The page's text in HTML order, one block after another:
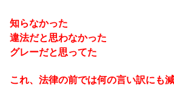
知らなかった
違法だと思わなかった
グレーだと思ってた
これ、法律の前では何の言い訳にも